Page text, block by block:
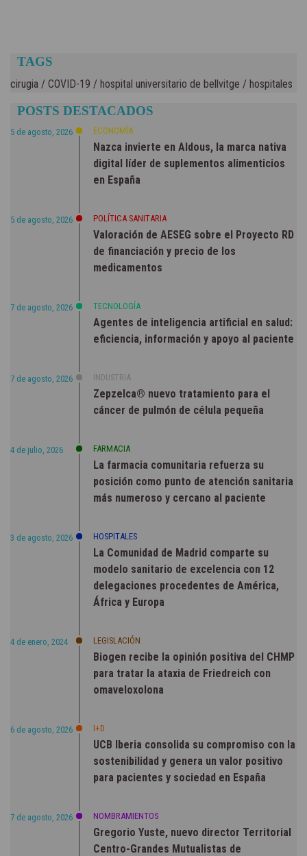
TAGS
cirugia / COVID-19 / hospital universitario de bellvitge / hospitales
POSTS DESTACADOS
5 de agosto, 2026 ECONOMÍA
Nazca invierte en Aldous, la marca nativa
digital líder de suplementos alimenticios
en España
5 de agosto, 2026 POLÍTICA SANITARIA
Valoración de AESEG sobre el Proyecto RD
de financiación y precio de los
medicamentos
7 de agosto, 2026 TECNOLOGÍA
Agentes de inteligencia artificial en salud:
eficiencia, información y apoyo al paciente
7 de agosto, 2026 INDUSTRIA
Zepzelca® nuevo tratamiento para el
cáncer de pulmón de célula pequeña
4 de julio, 2026 FARMACIA
La farmacia comunitaria refuerza su
posición como punto de atención sanitaria
más numeroso y cercano al paciente
3 de agosto, 2026 HOSPITALES
La Comunidad de Madrid comparte su
modelo sanitario de excelencia con 12
delegaciones procedentes de América,
África y Europa
4 de enero, 2024 LEGISLACIÓN
Biogen recibe la opinión positiva del CHMP
para tratar la ataxia de Friedreich con
omaveloxolona
6 de agosto, 2026 I+D
UCB Iberia consolida su compromiso con la
sostenibilidad y genera un valor positivo
para pacientes y sociedad en España
7 de agosto, 2026 NOMBRAMIENTOS
Gregorio Yuste, nuevo director Territorial
Centro-Grandes Mutualistas de